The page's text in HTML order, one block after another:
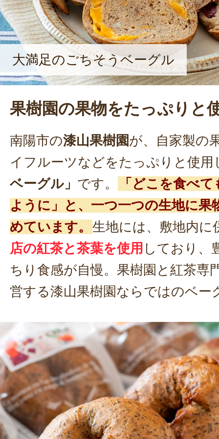
だけ。来ていただく方や、贈られた
った』の声が原動力ですね」と、笑
だった。
大満足のごちそうベーグル
果樹園の果物をたっぷりと
南陽市の漆山果樹園が、自家製の
イフルーツなどをたっぷりと使用
ベーグル」 です。
「どこを食べ
ように」と、一つ一つの生地に果
めています。 生地には、敷地内に
店の紅茶と茶葉を使用 しており、
ちり食感が自慢。果樹園と紅茶専
営する漆山果樹園ならではのベー